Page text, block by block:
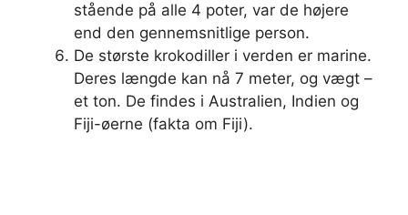
stående på alle 4 poter, var de højere
end den gennemsnitlige person.
De største krokodiller i verden er marine.
Deres længde kan nå 7 meter, og vægt –
et ton. De findes i Australien, Indien og
Fiji-øerne (fakta om Fiji).